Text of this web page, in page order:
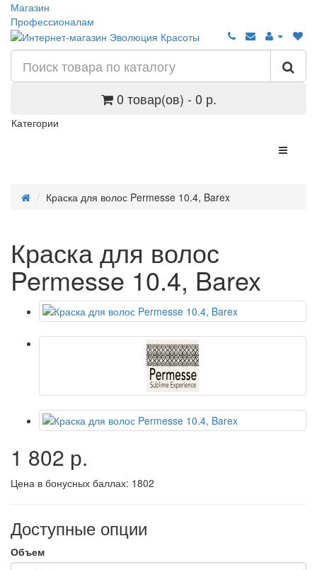
Магазин
Профессионалам
0 товар(ов) - 0 р.
Категории
Краска для волос Permesse 10.4, Barex
Краска для волос
Permesse 10.4, Barex
1 802 р.
Цена в бонусных баллах: 1802
Доступные опции
Объем